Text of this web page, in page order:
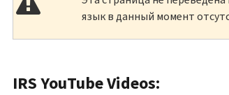
язык в данный момент
IRS YouTube Videos: